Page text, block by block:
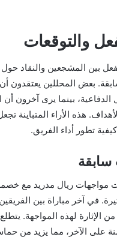
والتوقعات
بين المشجعين والنقاد
بعض المحللين يعتقدون
بينما يرى آخرون أن
هذه الأراء المتباينة
كيفية تطور أداء الفريق.
مواجهات ريال مدريد مع
في آخر مباراة بين
الإثارة لهذه المواجهة.
على الآخر، مما يزيد من